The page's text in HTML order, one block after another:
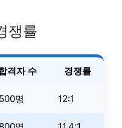
쟁률
격자 수 경쟁률
명 12:1